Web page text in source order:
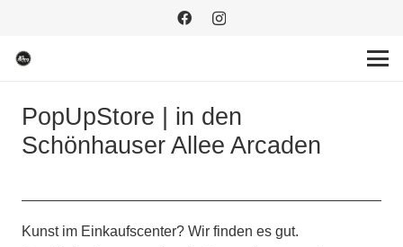
PopUpStore | in den
Schönhauser Allee Arcaden
Kunst im Einkaufscenter? Wir finden es gut.